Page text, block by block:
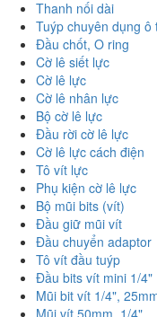
Thanh nối dài
Tuýp chuyên dụng ô
Đầu chốt, O ring
Cờ lê siết lực
Cờ lê lực
Cờ lê nhân lực
Bộ cờ lê lực
Đầu rời cờ lê lực
Cờ lê lực cách điện
Tô vít lực
Phụ kiện cờ lê lực
Bộ mũi bits (vít)
Đầu giữ mũi vít
Đầu chuyển adaptor
Tô vít đầu tuýp
Đầu bits vít mini 1/4"
Mũi bit vít 1/4",
Mũi vít 50mm, 1/4"